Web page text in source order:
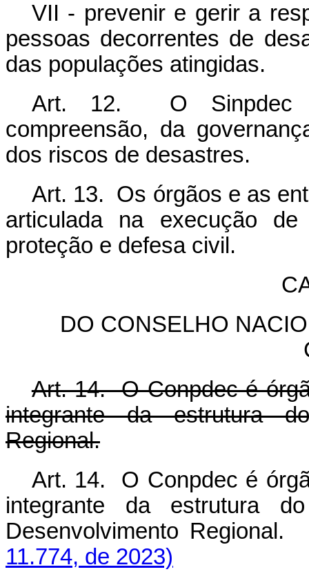
VII - prevenir e gerir a
pessoas decorrentes de
das populações atingidas.
Art. 12. O Sinpdec
compreensão, da
dos riscos de desastres.
Art. 13. Os órgãos e as
articulada na execução
proteção e defesa civil.
DO CONSELHO
Art. 14. O Conpdec é
integrante da estrutura
Regional.
Art. 14. O Conpdec é
integrante da estrutura
Desenvolvimento
11.774, de 2023)